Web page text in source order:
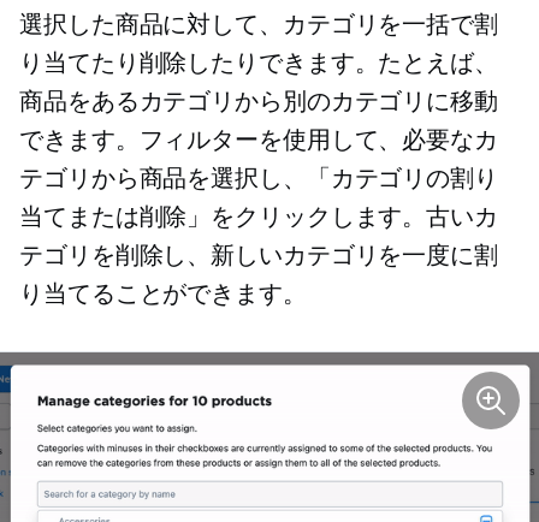
選択した商品に対して、カテゴリを一括で割
り当てたり削除したりできます。たとえば、
商品をあるカテゴリから別のカテゴリに移動
できます。フィルターを使用して、必要なカ
テゴリから商品を選択し、「カテゴリの割り
当てまたは削除」をクリックします。古いカ
テゴリを削除し、新しいカテゴリを一度に割
り当てることができます。